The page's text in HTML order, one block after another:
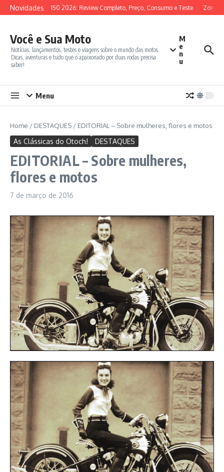
Ir para o conteúdo
Novidades
SYM ADX 150 2026: Review Completo, Preço, Consumo e Teste Zontes
Você e Sua Moto
Notícias, lançamentos, testes e viagens sobre o mundo das motos.
Dicas, aventuras e tudo que o apaixonado por duas rodas precisa
saber!
M
e
n
u
Menu
Home / DESTAQUES / EDITORIAL – Sobre mulheres, flores e motos
As Clássicas do Otoch! DESTAQUES
EDITORIAL – Sobre mulheres,
flores e motos
7 de março de 2016